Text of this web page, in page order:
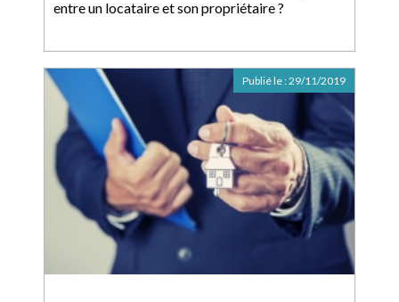
entre un locataire et son propriétaire ?
Publié le :29/11/2019